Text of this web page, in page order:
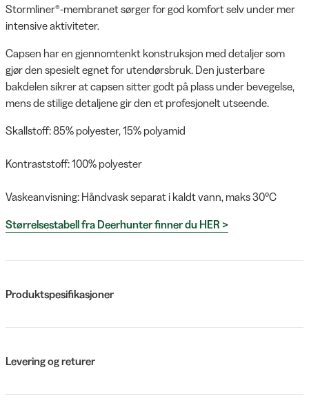
Stormliner®-membranet sørger for god komfort selv under mer
intensive aktiviteter.
Capsen har en gjennomtenkt konstruksjon med detaljer som
gjør den spesielt egnet for utendørsbruk. Den justerbare
bakdelen sikrer at capsen sitter godt på plass under bevegelse,
mens de stilige detaljene gir den et profesjonelt utseende.
Skallstoff: 85% polyester, 15% polyamid
Kontraststoff: 100% polyester
Vaskeanvisning: Håndvask separat i kaldt vann, maks 30°C
Størrelsestabell fra Deerhunter finner du HER >
Produktspesifikasjoner
Levering og returer